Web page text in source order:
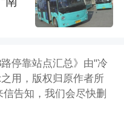
停靠站点汇总》由"冷
用，版权归原作者所
告知，我们会尽快删